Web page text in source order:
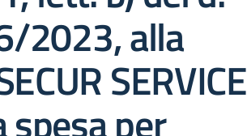
2023, alla
SERVICE